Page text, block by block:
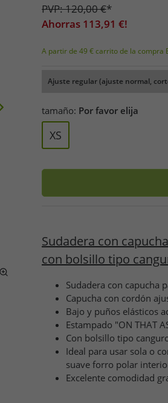
PVP:120,00€*
Ahorras 113,91 €!
A partir de 49 € carrito de la compra
Ajuste regular (ajuste normal,
tamaño: Por favor elija
XS
Sudadera con
con bolsillo tipo
Sudadera con capucha
Capucha con cordón
Bajo y puños elásticos
Estampado "ON THAT
Con bolsillo tipo
Ideal para usar sola o
suave forro polar
Excelente comodidad